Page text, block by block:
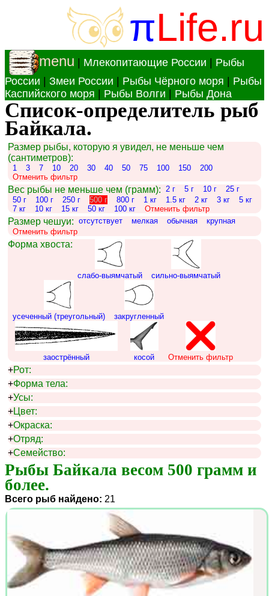
πLife.ru
menu Млекопитающие России
Рыбы
России
Змеи России Рыбы Чёрного моря
Рыбы
Каспийского моря
Рыбы Волги Рыбы Дона
Список-определитель рыб
Байкала.
Размер рыбы, которую я увидел, не меньше чем
(сантиметров):
1 3 7 10 20 30 40 50 75 100 150
200
Отменить фильтр
Вес рыбы не меньше чем (грамм): 2 г 5 г 10 г
25 г
50 г
100 г 250 г 500 г 800 г 1 кг 1.5 кг 2 кг 3 кг
5 кг
7 кг
10 кг 15 кг 50 кг 100 кг Отменить фильтр
Размер чешуи: отсутствует мелкая обычная
крупная
Отменить фильтр
Форма хвоста:
слабо-выямчатый сильно-выямчатый
усеченный (треугольный) закругленный
заострённый косой Отменить фильтр
+Рот:
+Форма тела:
+Усы:
+Цвет:
+Окраска:
+Отряд:
+Семейство:
Рыбы Байкала весом 500 грамм и
более.
Всего рыб найдено: 21